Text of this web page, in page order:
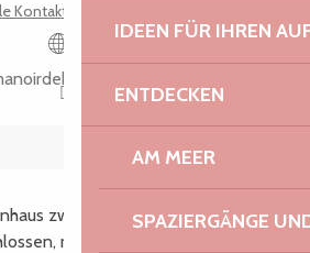
IDEEN FÜR IHREN
ENTDECKEN
AM MEER
SPAZIERGÄNGE
Kontakte anzeigen
zwischen Meer und Land,
mit Zugang zum Kerhir-